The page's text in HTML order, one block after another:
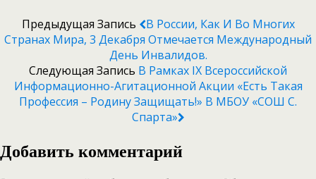
Предыдущая Запись
В России, Как И Во Многих
Странах Мира, 3 Декабря Отмечается Международный
День Инвалидов.
Следующая Запись В Рамках IX Всероссийской
Информационно-Агитационной Акции «Есть Такая
Профессия – Родину Защищать!» В МБОУ «СОШ С.
Спарта»
Добавить комментарий